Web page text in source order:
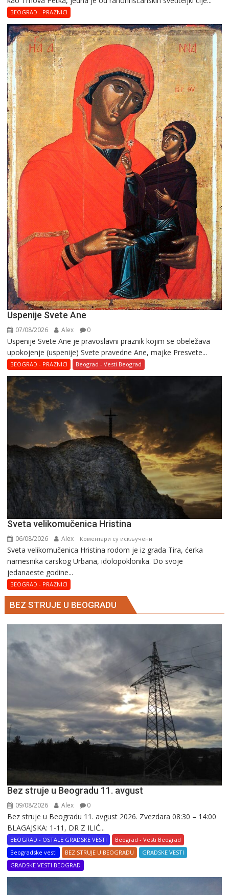
BEOGRAD - PRAZNICI
Uspenije Svete Ane
07/08/2026 Alex 0
Uspenije Svete Ane je pravoslavni praznik kojim se obeležava
upokojenje (uspenije) Svete pravedne Ane, majke Presvete...
BEOGRAD - PRAZNICI Beograd - Vesti Beograd
Svеta vеlikоmučеnica Hristina
06/08/2026 Alex Коментари су искључени
Svеta
vеlikоmučеnica
Svеta vеlikоmučеnica Hristina rodom je iz grada Tira, ćerka
namesnika carskog Urbana, idolopoklonika. Dо svоје
јеdanaеstе gоdinе...
BEOGRAD - PRAZNICI
BEZ STRUJE U BEOGRADU
Bez struje u Beogradu 11. avgust
09/08/2026 Alex 0
Bez struje u Beogradu 11. avgust 2026. Zvezdara 08:30 – 14:00
BLAGAJSKA: 1-11, DR Z ILIĆ...
BEOGRAD - OSTALE GRADSKE VESTI
Beograd - Vesti Beograd
Beogradske vesti
BEZ STRUJE U BEOGRADU
GRADSKE VESTI
GRADSKE VESTI BEOGRAD